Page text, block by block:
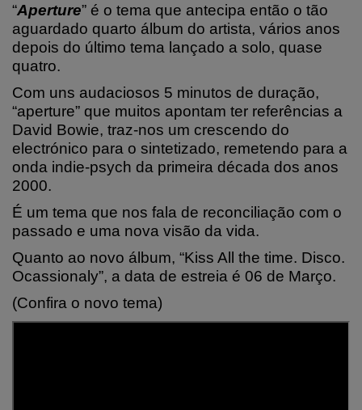
“Aperture” é o tema que antecipa então o tão
aguardado quarto álbum do artista, vários anos
depois do último tema lançado a solo, quase
quatro.
Com uns audaciosos 5 minutos de duração,
“aperture” que muitos apontam ter referências a
David Bowie, traz-nos um crescendo do
electrónico para o sintetizado, remetendo para a
onda indie-psych da primeira década dos anos
2000.
É um tema que nos fala de reconciliação com o
passado e uma nova visão da vida.
Quanto ao novo álbum, “Kiss All the time. Disco.
Ocassionaly”, a data de estreia é 06 de Março.
(Confira o novo tema)